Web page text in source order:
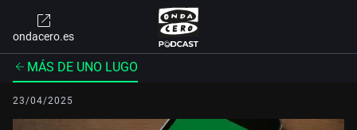
ondacero.es
MÁS DE UNO LUGO
23/04/2025